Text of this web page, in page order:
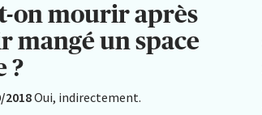
on mourir après
mangé un space
?
2018Oui, indirectement.